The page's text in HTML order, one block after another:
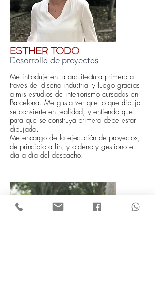
ESTHER TODO
Desarrollo de proyectos
Me introduje en la arquitectura primero a
través del diseño industrial y luego gracias
a mis estudios de interiorismo cursados en
Barcelona. Me gusta ver que lo que dibujo
se convierte en realidad, y entiendo que
para que se construya primero debe estar
dibujado.
Me encargo de la ejecución de proyectos,
de principio a fin, y ordeno y gestiono el
día a día del despacho.